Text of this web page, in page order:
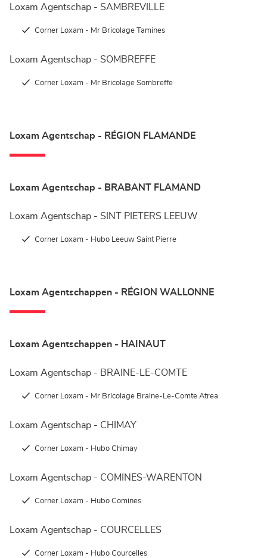
Loxam Agentschap - SAMBREVILLE
Corner Loxam - Mr Bricolage Tamines
Loxam Agentschap - SOMBREFFE
Corner Loxam - Mr Bricolage Sombreffe
Loxam Agentschap - RÉGION FLAMANDE
Loxam Agentschap - BRABANT FLAMAND
Loxam Agentschap - SINT PIETERS LEEUW
Corner Loxam - Hubo Leeuw Saint Pierre
Loxam Agentschappen - RÉGION WALLONNE
Loxam Agentschappen - HAINAUT
Loxam Agentschap - BRAINE-LE-COMTE
Corner Loxam - Mr Bricolage Braine-Le-Comte Atrea
Loxam Agentschap - CHIMAY
Corner Loxam - Hubo Chimay
Loxam Agentschap - COMINES-WARENTON
Corner Loxam - Hubo Comines
Loxam Agentschap - COURCELLES
Corner Loxam - Hubo Courcelles